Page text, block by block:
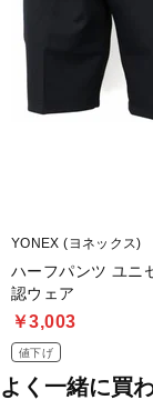
YONEX (ヨネックス)
ハーフパンツ ユニ
認ウェア
￥3,003
値下げ
よく一緒に買